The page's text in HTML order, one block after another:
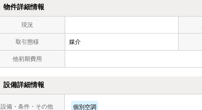
物件詳細情報
現況
取引態様 媒介
他初期費用
設備詳細情報
設備・条件・その他 個別空調